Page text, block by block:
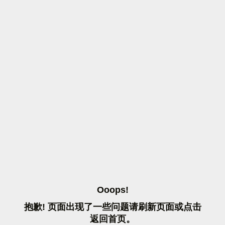
OOOPS!
抱歉! 页面出现了一些问题请刷 新页面或点击
返 回首页。